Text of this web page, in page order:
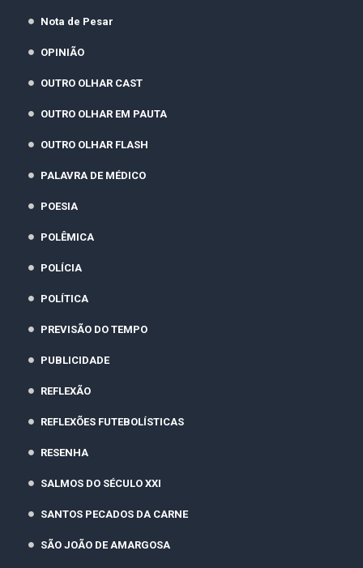
Nota de Pesar
OPINIÃO
OUTRO OLHAR CAST
OUTRO OLHAR EM PAUTA
OUTRO OLHAR FLASH
PALAVRA DE MÉDICO
POESIA
POLÊMICA
POLÍCIA
POLÍTICA
PREVISÃO DO TEMPO
PUBLICIDADE
REFLEXÃO
REFLEXÕES FUTEBOLÍSTICAS
RESENHA
SALMOS DO SÉCULO XXI
SANTOS PECADOS DA CARNE
SÃO JOÃO DE AMARGOSA